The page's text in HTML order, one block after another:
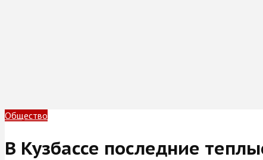
Общество
В Кузбассе последние